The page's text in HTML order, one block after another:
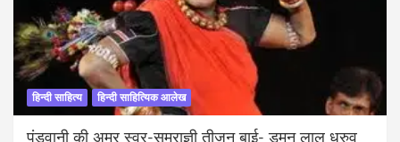
हिन्दी साहित्य हिन्दी साहित्यिक आलेख
पंडवानी की अमर स्वर-सम्राज्ञी तीजन बाई- डुमन लाल ध्रुव